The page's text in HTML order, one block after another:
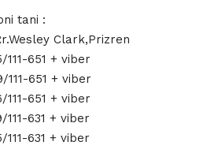
tani :
Clark,Prizren
111-651 + viber
111-651 + viber
111-651 + viber
111-631 + viber
111-631 + viber